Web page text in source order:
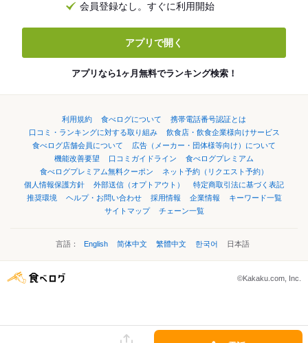
会員登録なし。すぐに利用開始
アプリで開く
アプリなら1ヶ月無料でランキング検索！
利用規約 食べログについて
携帯電話番号認証とは
口コミ・ランキングに対する取り組み
飲食店・飲食企業様向けサービス
食べログ店舗会員について
広告（メーカー・団体様等向け）について
機能改善要望
口コミガイドライン
食べログプレミアム
食べログプレミアム無料クーポン
ネット予約（リクエスト予約）
個人情報保護方針
外部送信（オプトアウト）
特定商取引法に基づく表記
推奨環境
ヘルプ・お問い合わせ 採用情報 企業情報
キーワード一覧
サイトマップ
チェーン一覧
言語： English 简体中文 繁體中文 한국어 日本語
©Kakaku.com, Inc.